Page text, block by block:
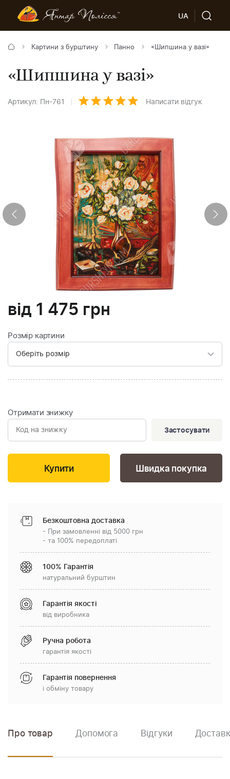
UA
Картини з бурштину Панно «Шипшина у вазі»
«Шипшина у вазі»
Артикул: Пн-761 Написати відгук
від 1 475 грн
Розмір картини
Отримати знижку
Застосувати
Швидка покупка
Безкоштовна доставка
- При замовленні від 5000 грн
- та 100% передоплаті
100% Гарантія
натуральний бурштин
Гарантія якості
від виробника
Ручна робота
гарантія якості
Гарантія повернення
і обміну товару
Про товар Допомога Відгуки